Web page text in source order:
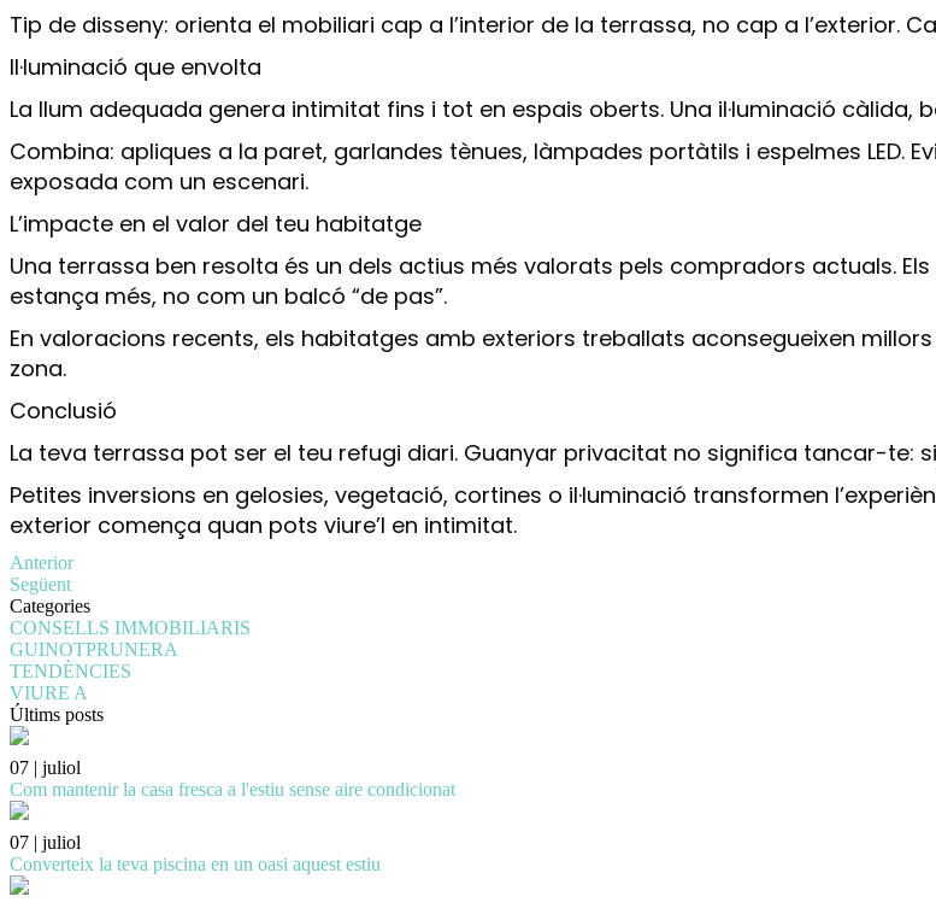
Tip de disseny: orienta el mobiliari cap a l’interior de la terrassa, no cap a l’exterior.
Il·luminació que envolta
La llum adequada genera intimitat fins i tot en espais oberts. Una il·luminació
Combina: apliques a la paret, garlandes tènues, làmpades portàtils i espelmes LED.
exposada com un escenari.
L’impacte en el valor del teu habitatge
Una terrassa ben resolta és un dels actius més valorats pels compradors actuals.
estança més, no com un balcó “de pas”.
En valoracions recents, els habitatges amb exteriors treballats aconsegueixen
zona.
Conclusió
La teva terrassa pot ser el teu refugi diari. Guanyar privacitat no significa tancar-te:
Petites inversions en gelosies, vegetació, cortines o il·luminació transformen
exterior comença quan pots viure’l en intimitat.
Anterior
Següent
Categories
CONSELLS IMMOBILIARIS
GUINOTPRUNERA
TENDÈNCIES
VIURE A
Últims posts
07 | juliol
Com mantenir la casa fresca a l'estiu sense aire condicionat
07 | juliol
Converteix la teva piscina en un oasi aquest estiu